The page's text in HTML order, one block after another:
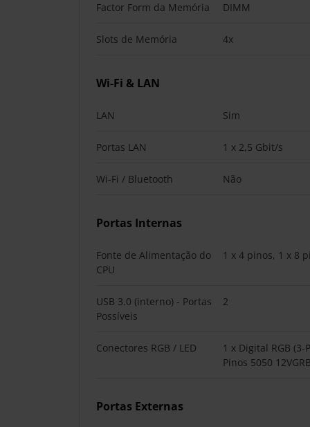
Factor Form da Memória DIMM
Slots de Memória 4x
Wi-Fi & LAN
LAN Sim
Portas LAN 1 x 2,5 Gbit/s
Wi-Fi / Bluetooth Não
Portas Internas
Fonte de Alimentação do
CPU
1 x 4 pinos, 1 x 8
USB 3.0 (interno) - Portas
Possíveis
2
Conectores RGB / LED
1 x Digital RGB (3-
Pinos 5050
Portas Externas